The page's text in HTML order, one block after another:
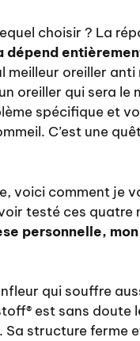
choisir ? La
dépend
meilleur oreiller
oreiller qui sera le
spécifique et
C’est une
voici comment je
testé ces quatre
personnelle,
qui souffre
est sans doute
Sa structure ferme